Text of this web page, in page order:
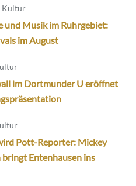
Kultur
und Musik im Ruhrgebiet:
im August
im Dortmunder U eröffnet
Pott-Reporter: Mickey
bringt Entenhausen ins